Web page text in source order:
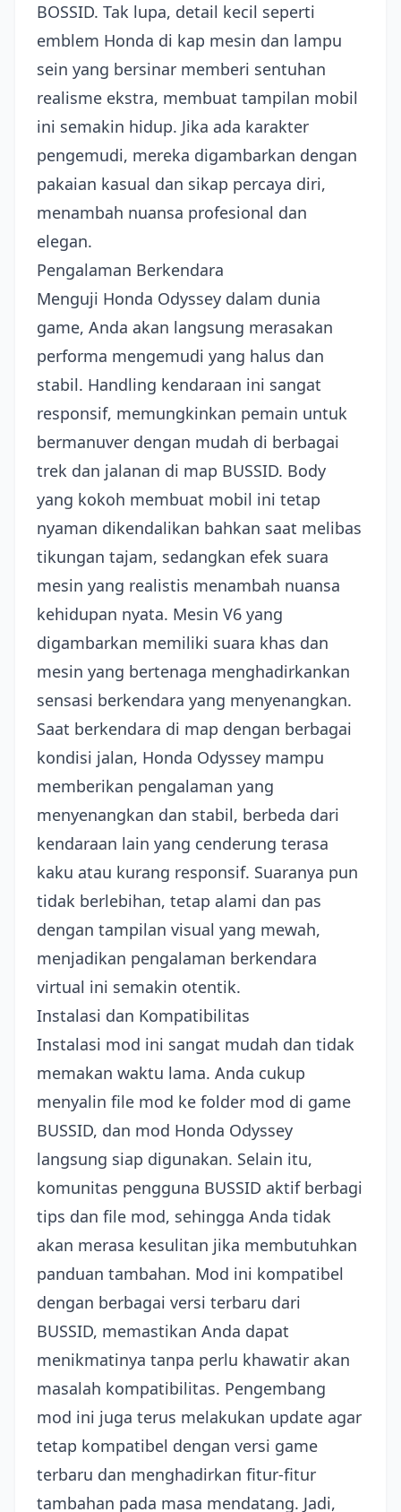
BOSSID. Tak lupa, detail kecil seperti
emblem Honda di kap mesin dan lampu
sein yang bersinar memberi sentuhan
realisme ekstra, membuat tampilan mobil
ini semakin hidup. Jika ada karakter
pengemudi, mereka digambarkan dengan
pakaian kasual dan sikap percaya diri,
menambah nuansa profesional dan
elegan.
Pengalaman Berkendara
Menguji Honda Odyssey dalam dunia
game, Anda akan langsung merasakan
performa mengemudi yang halus dan
stabil. Handling kendaraan ini sangat
responsif, memungkinkan pemain untuk
bermanuver dengan mudah di berbagai
trek dan jalanan di map BUSSID. Body
yang kokoh membuat mobil ini tetap
nyaman dikendalikan bahkan saat melibas
tikungan tajam, sedangkan efek suara
mesin yang realistis menambah nuansa
kehidupan nyata. Mesin V6 yang
digambarkan memiliki suara khas dan
mesin yang bertenaga menghadirkankan
sensasi berkendara yang menyenangkan.
Saat berkendara di map dengan berbagai
kondisi jalan, Honda Odyssey mampu
memberikan pengalaman yang
menyenangkan dan stabil, berbeda dari
kendaraan lain yang cenderung terasa
kaku atau kurang responsif. Suaranya pun
tidak berlebihan, tetap alami dan pas
dengan tampilan visual yang mewah,
menjadikan pengalaman berkendara
virtual ini semakin otentik.
Instalasi dan Kompatibilitas
Instalasi mod ini sangat mudah dan tidak
memakan waktu lama. Anda cukup
menyalin file mod ke folder mod di game
BUSSID, dan mod Honda Odyssey
langsung siap digunakan. Selain itu,
komunitas pengguna BUSSID aktif berbagi
tips dan file mod, sehingga Anda tidak
akan merasa kesulitan jika membutuhkan
panduan tambahan. Mod ini kompatibel
dengan berbagai versi terbaru dari
BUSSID, memastikan Anda dapat
menikmatinya tanpa perlu khawatir akan
masalah kompatibilitas. Pengembang
mod ini juga terus melakukan update agar
tetap kompatibel dengan versi game
terbaru dan menghadirkan fitur-fitur
tambahan pada masa mendatang. Jadi,